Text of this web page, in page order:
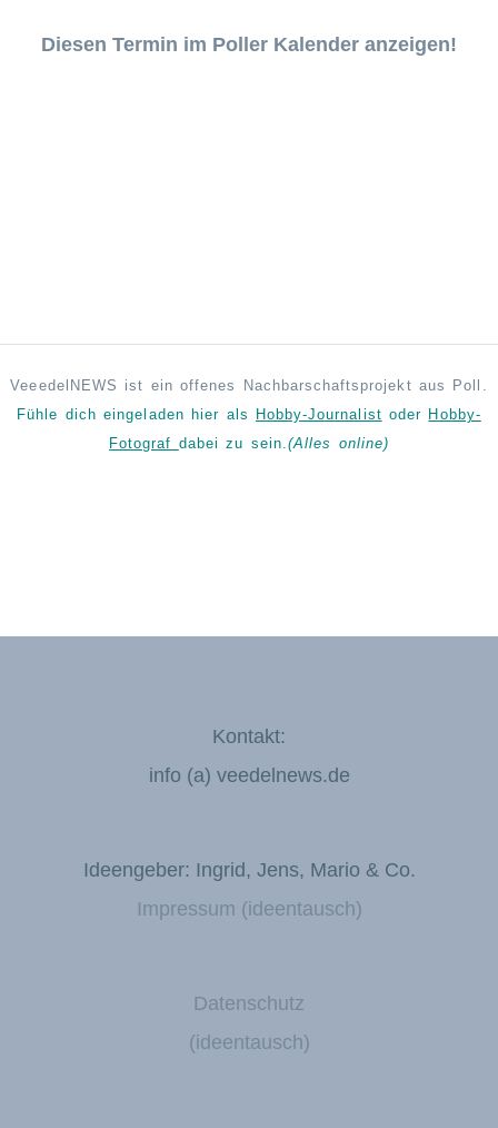
Diesen Termin im Poller Kalender anzeigen!
VeeedelNEWS ist ein offenes Nachbarschaftsprojekt aus Poll.
Fühle dich eingeladen hier als
Hobby-Journalist oder Hobby-
Fotograf dabei zu sein. (Alles online)
Kontakt:
info (a) veedelnews.de
Ideengeber: Ingrid, Jens, Mario & Co.
Impressum (ideentausch)
Datenschutz
(ideentausch)